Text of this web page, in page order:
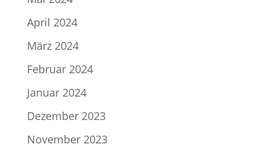
April 2024
März 2024
Februar 2024
Januar 2024
Dezember 2023
November 2023